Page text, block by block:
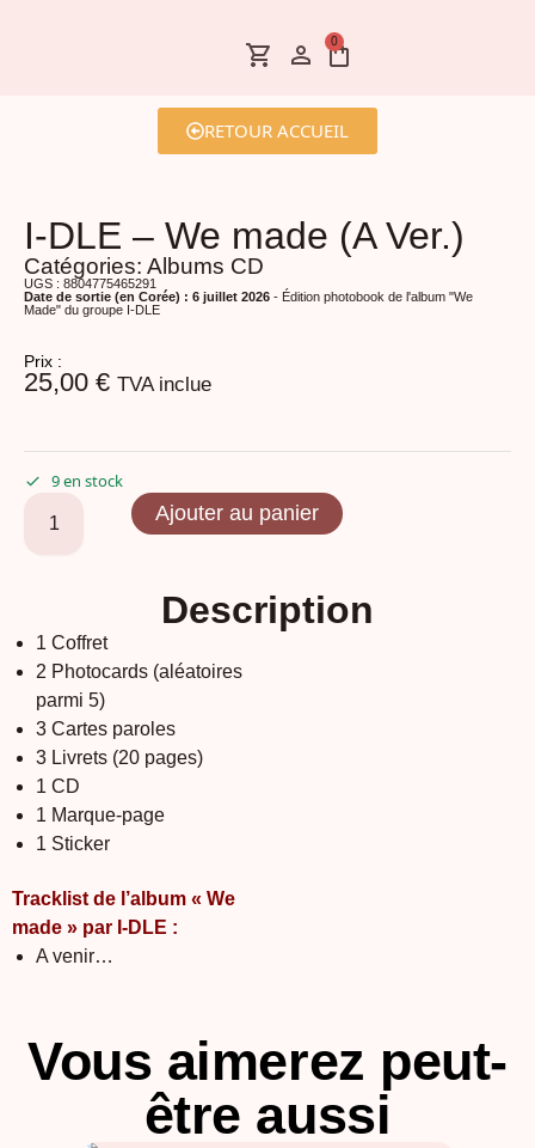
0
RETOUR ACCUEIL
I-DLE – We made (A Ver.)
Catégories: Albums CD
UGS : 8804775465291
Date de sortie (en Corée) : 6 juillet 2026 - Édition photobook de l'album "We
Made" du groupe I-DLE
Prix :
25,00 € TVA inclue
9 en stock
Ajouter au panier
Description
1 Coffret
2 Photocards (aléatoires
parmi 5)
3 Cartes paroles
3 Livrets (20 pages)
1 CD
1 Marque-page
1 Sticker
Tracklist de l’album « We
made » par I-DLE :
A venir…
Vous aimerez peut-
être aussi